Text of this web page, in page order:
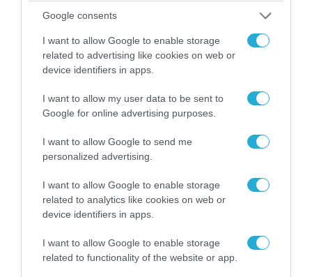
Google consents
I want to allow Google to enable storage
related to advertising like cookies on web or
device identifiers in apps.
I want to allow my user data to be sent to
Google for online advertising purposes.
I want to allow Google to send me
personalized advertising.
I want to allow Google to enable storage
related to analytics like cookies on web or
device identifiers in apps.
I want to allow Google to enable storage
related to functionality of the website or app.
τα ζώα που χάθηκαν στις πυρκαγιές της
Αττικής (φωτο)
Αυτή την ώρα το τελευταίο «αντίο» στον πρώην
υπουργό Ι.Βαρβιτσιώτη (φωτο)